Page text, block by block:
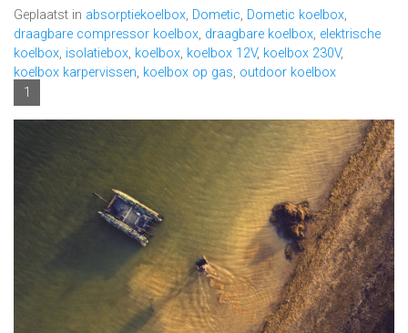
Geplaatst in absorptiekoelbox, Dometic, Dometic koelbox,
draagbare compressor koelbox, draagbare koelbox, elektrische
koelbox, isolatiebox, koelbox, koelbox 12V, koelbox 230V,
koelbox karpervissen, koelbox op gas, outdoor koelbox
1